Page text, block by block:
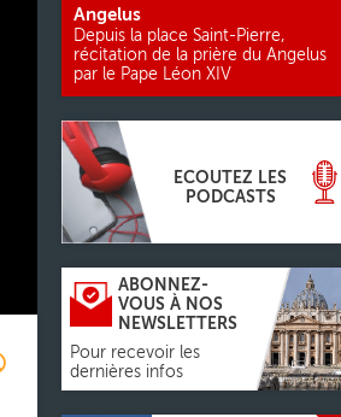
Angelus
Depuis la place Saint-Pierre,
récitation de la prière du Angelus
par le Pape Léon XIV
ECOUTEZ LES
PODCASTS
ABONNEZ-
VOUS À NOS
NEWSLETTERS
Pour recevoir les
dernières infos